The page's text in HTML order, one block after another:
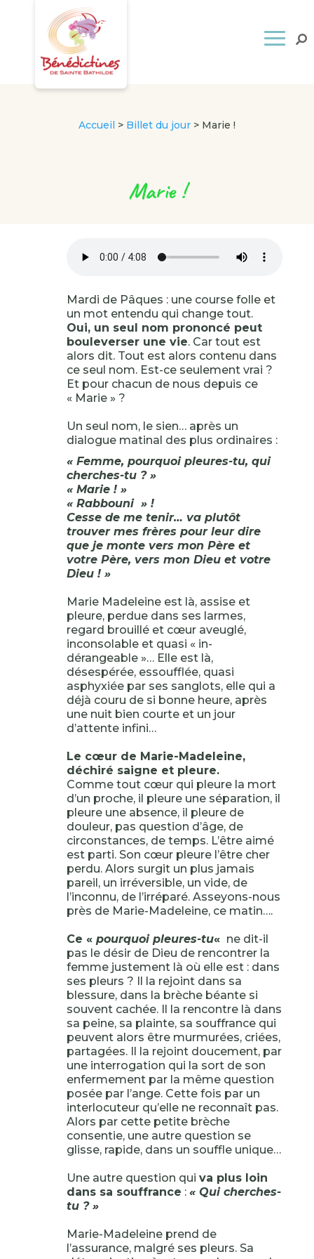
Accueil > Billet du jour> Marie !
Marie !
Mardi de Pâques : une course folle et
un mot entendu qui change tout.
Oui, un seul nom prononcé peut
bouleverser une vie. Car tout est
alors dit. Tout est alors contenu dans
ce seul nom. Est-ce seulement vrai ?
Et pour chacun de nous depuis ce
« Marie » ?
Un seul nom, le sien… après un
dialogue matinal des plus ordinaires :
« Femme, pourquoi pleures-tu, qui
cherches-tu ? »
« Marie ! »
« Rabbouni » !
Cesse de me tenir… va plutôt
trouver mes frères pour leur dire
que je monte vers mon Père et
votre Père, vers mon Dieu et votre
Dieu ! »
Marie Madeleine est là, assise et
pleure, perdue dans ses larmes,
regard brouillé et cœur aveuglé,
inconsolable et quasi « in-
dérangeable »… Elle est là,
désespérée, essoufflée, quasi
asphyxiée par ses sanglots, elle qui a
déjà couru de si bonne heure, après
une nuit bien courte et un jour
d’attente infini…
Le cœur de Marie-Madeleine,
déchiré saigne et pleure.
Comme tout cœur qui pleure la mort
d’un proche, il pleure une séparation, il
pleure une absence, il pleure de
douleur, pas question d’âge, de
circonstances, de temps. L’être aimé
est parti. Son cœur pleure l’être cher
perdu. Alors surgit un plus jamais
pareil, un irréversible, un vide, de
l’inconnu, de l’irréparé. Asseyons-nous
près de Marie-Madeleine, ce matin….
Ce « pourquoi pleures-tu« ne dit-il
pas le désir de Dieu de rencontrer la
femme justement là où elle est : dans
ses pleurs ? Il la rejoint dans sa
blessure, dans la brèche béante si
souvent cachée. Il la rencontre là dans
sa peine, sa plainte, sa souffrance qui
peuvent alors être murmurées, criées,
partagées. Il la rejoint doucement, par
une interrogation qui la sort de son
enfermement par la même question
posée par l’ange. Cette fois par un
interlocuteur qu’elle ne reconnaît pas.
Alors par cette petite brèche
consentie, une autre question se
glisse, rapide, dans un souffle unique…
Une autre question qui va plus loin
dans sa souffrance : « Qui cherches-
tu ? »
Marie-Madeleine prend de
l’assurance, malgré ses pleurs. Sa